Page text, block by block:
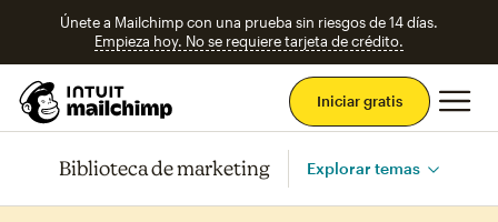
Únete a Mailchimp con una prueba sin riesgos de 14 días.
Empieza hoy. No se requiere tarjeta de crédito.
Iniciar gratis
Biblioteca de marketing Explorar temas